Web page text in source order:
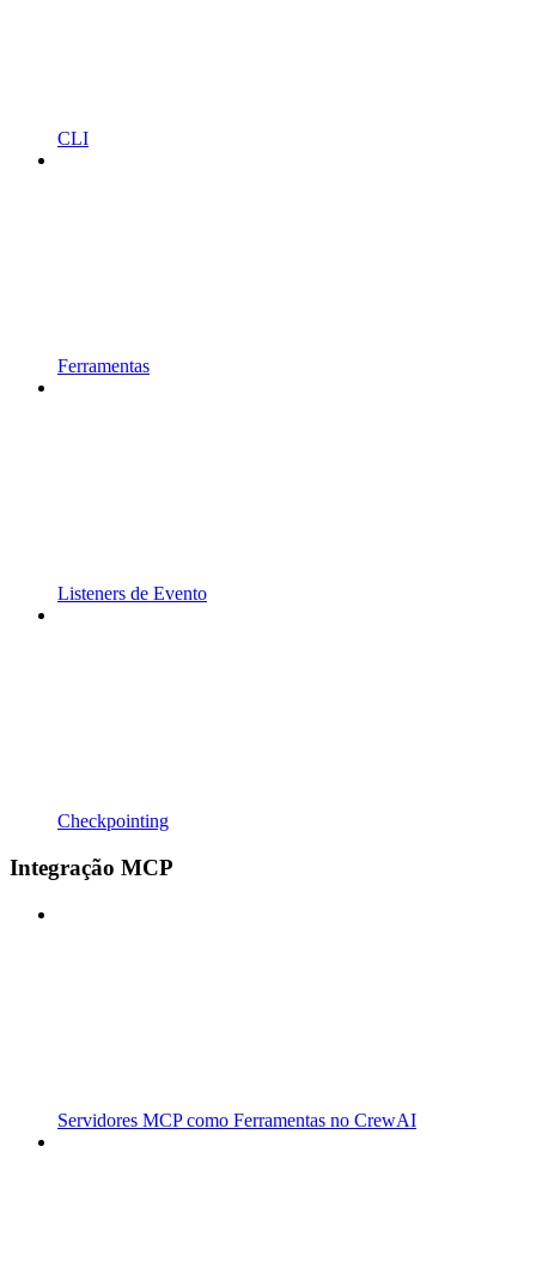
CLI
Ferramentas
Listeners de Evento
Checkpointing
Integração MCP
Servidores MCP como Ferramentas no CrewAI